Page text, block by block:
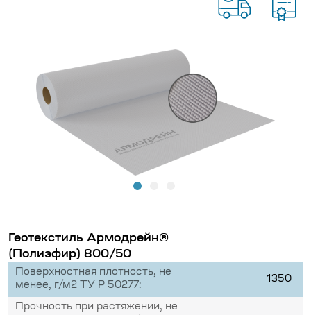
Геотекстиль Армодрейн®
(Полиэфир) 800/50
Поверхностная плотность, не
менее, г/м2 ТУ Р 50277:
1350
Прочность при растяжении, не